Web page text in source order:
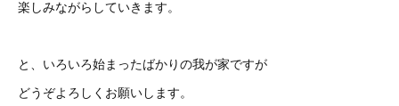
楽しみながらしていきます。
と、いろいろ始まったばかりの我が家ですが
どうぞよろしくお願いします。